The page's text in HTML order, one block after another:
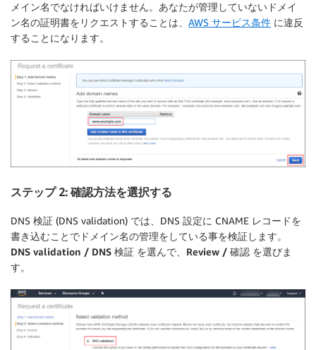
メイン名でなければいけません。あなたが管理していないドメイ
ン名の証明書をリクエストすることは、 AWS サービス条件 に違反
することになります。
ステップ 2: 確認方法を選択する
DNS 検証 (DNS validation) では、DNS 設定に CNAME レコードを
書き込むことでドメイン名の管理をしている事を検証します。
DNS validation / DNS 検証 を選んで、 Review / 確認 を選びま
す。